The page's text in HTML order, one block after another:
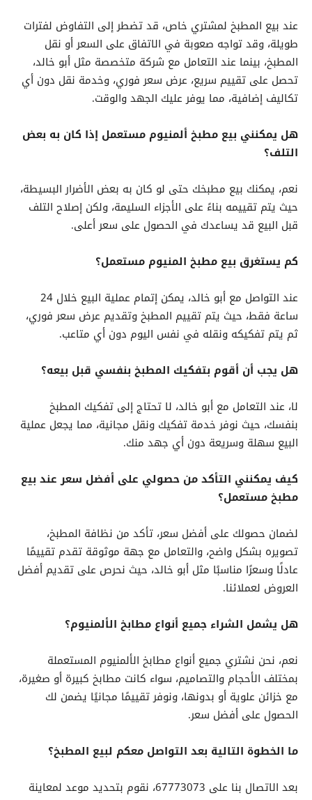
عند بيع المطبخ لمشتري خاص، قد تضطر إلى التفاوض لفترات
طويلة، وقد تواجه صعوبة في الاتفاق على السعر أو نقل
المطبخ، بينما عند التعامل مع شركة متخصصة مثل أبو خالد،
تحصل على تقييم سريع، عرض سعر فوري، وخدمة نقل دون أي
تكاليف إضافية، مما يوفر عليك الجهد والوقت.
هل يمكنني بيع مطبخ ألمنيوم مستعمل إذا كان به بعض
التلف؟
نعم، يمكنك بيع مطبخك حتى لو كان به بعض الأضرار البسيطة،
حيث يتم تقييمه بناءً على الأجزاء السليمة، ولكن إصلاح التلف
قبل البيع قد يساعدك في الحصول على سعر أعلى.
كم يستغرق بيع مطبخ المنيوم مستعمل؟
عند التواصل مع أبو خالد، يمكن إتمام عملية البيع خلال 24
ساعة فقط، حيث يتم تقييم المطبخ وتقديم عرض سعر فوري،
ثم يتم تفكيكه ونقله في نفس اليوم دون أي متاعب.
هل يجب أن أقوم بتفكيك المطبخ بنفسي قبل بيعه؟
لا، عند التعامل مع أبو خالد، لا تحتاج إلى تفكيك المطبخ
بنفسك، حيث نوفر خدمة تفكيك ونقل مجانية، مما يجعل عملية
البيع سهلة وسريعة دون أي جهد منك.
كيف يمكنني التأكد من حصولي على أفضل سعر عند بيع
مطبخ مستعمل؟
لضمان حصولك على أفضل سعر، تأكد من نظافة المطبخ،
تصويره بشكل واضح، والتعامل مع جهة موثوقة تقدم تقييمًا
عادلًا وسعرًا مناسبًا مثل أبو خالد، حيث نحرص على تقديم أفضل
العروض لعملائنا.
هل يشمل الشراء جميع أنواع مطابخ الألمنيوم؟
نعم، نحن نشتري جميع أنواع مطابخ الألمنيوم المستعملة
بمختلف الأحجام والتصاميم، سواء كانت مطابخ كبيرة أو صغيرة،
مع خزائن علوية أو بدونها، ونوفر تقييمًا مجانيًا يضمن لك
الحصول على أفضل سعر.
ما الخطوة التالية بعد التواصل معكم لبيع المطبخ؟
بعد الاتصال بنا على 67773073، نقوم بتحديد موعد لمعاينة